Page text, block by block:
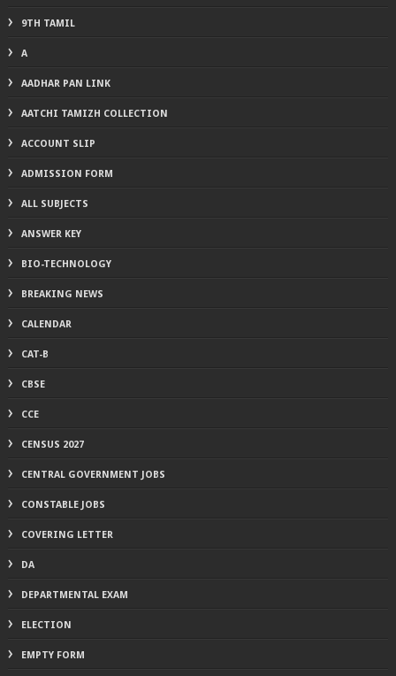
9TH TAMIL
A
AADHAR PAN LINK
AATCHI TAMIZH COLLECTION
ACCOUNT SLIP
ADMISSION FORM
ALL SUBJECTS
ANSWER KEY
BIO-TECHNOLOGY
BREAKING NEWS
CALENDAR
CAT-B
CBSE
CCE
CENSUS 2027
CENTRAL GOVERNMENT JOBS
CONSTABLE JOBS
COVERING LETTER
DA
DEPARTMENTAL EXAM
ELECTION
EMPTY FORM